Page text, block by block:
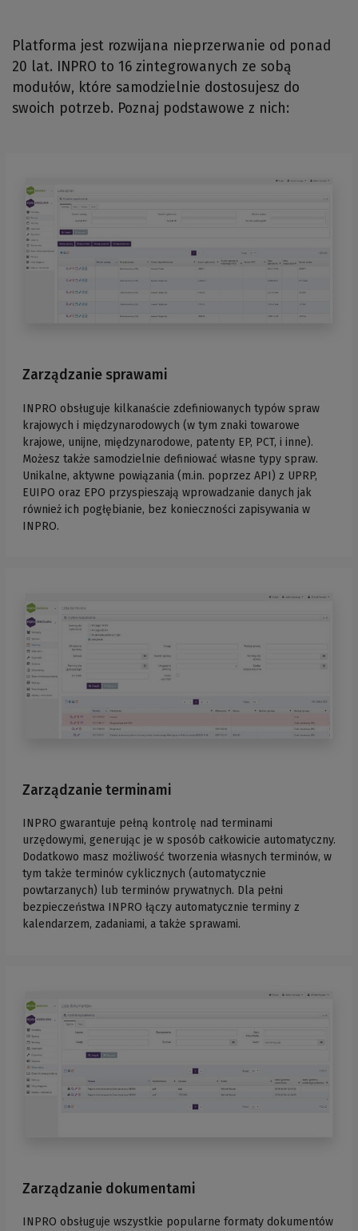
Platforma jest rozwijana nieprzerwanie od ponad
20 lat. INPRO to 16 zintegrowanych ze sobą
modułów, które samodzielnie dostosujesz do
swoich potrzeb. Poznaj podstawowe z nich:
Zarządzanie sprawami
INPRO obsługuje kilkanaście zdefiniowanych typów spraw
krajowych i międzynarodowych (w tym znaki towarowe
krajowe, unijne, międzynarodowe, patenty EP, PCT, i inne).
Możesz także samodzielnie definiować własne typy spraw.
Unikalne, aktywne powiązania (m.in. poprzez API) z UPRP,
EUIPO oraz EPO przyspieszają wprowadzanie danych jak
również ich pogłębianie, bez konieczności zapisywania w
INPRO.
Zarządzanie terminami
INPRO gwarantuje pełną kontrolę nad terminami
urzędowymi, generując je w sposób całkowicie automatyczny.
Dodatkowo masz możliwość tworzenia własnych terminów, w
tym także terminów cyklicznych (automatycznie
powtarzanych) lub terminów prywatnych. Dla pełni
bezpieczeństwa INPRO łączy automatycznie terminy z
kalendarzem, zadaniami, a także sprawami.
Zarządzanie dokumentami
INPRO obsługuje wszystkie popularne formaty dokumentów